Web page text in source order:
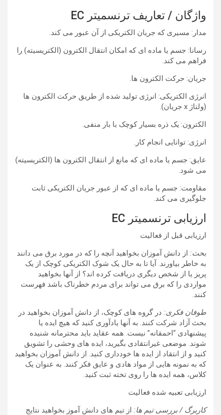
واژگان / تعاریف ترنسمیتر EC
مدار: مسیری که جریان الکتریکی از آن عبور می کند.
رسانا: جسم یا ماده ای که امکان انتقال الکترون (الکتریسیته) را
فراهم می کند.
جریان: حرکت الکترون ها.
انرژی الکتریکی: انرژی تولید شده از طریق حرکت الکترون ها
(ولتاژ x جریان).
الکترون: یک ذره بسیار کوچک با بار منفی.
انرژی: توانایی انجام کار.
عایق: جسم یا ماده ای که مانع از انتقال الکترون ها (الکتریسیته)
می شود.
مقاومت: جسم یا ماده ای که از عبور جریان الکتریکی ثابت
جلوگیری می کند.
ارزیابی ترنسمیتر EC
ارزیابی قبل از فعالیت
بحث: از دانش آموزان بخواهید آنچه را که در مورد برق می دانند
به خاطر بیاورند. آیا تا به حال یک شوک الکتریکی کوچک از یک
پریز یا از شخص دیگری دریافت کرده اند؟ از آنها بخواهید
مواردی را که برق می تواند برای مردم خطرناک باشد فهرست
کنند.
طوفان فکری: در گروه های کوچک، از دانش آموزان بخواهید در
بحث آزاد شرکت کنند. به آنها یادآوری کنید که هیچ ایده یا
پیشنهادی “احمقانه” نیست. همه عقاید باید محترمانه شنیده
شوند. موضعی غیرانتقادی بگیرید، ایده های وحشی را تشویق
کنید و از انتقاد از ایده ها خودداری کنید. از دانش آموزان بخواهید
که به نمونه هایی از مواد هادی و عایق فکر کنند. به عنوان یک
کلاس، همه ایده ها را روی تخته ثبت کنید.
ارزیابی تعبیه شده فعالیت
کاربرگ / بررسی تیم ها: از تیم های دانش آموز بخواهید نتایج